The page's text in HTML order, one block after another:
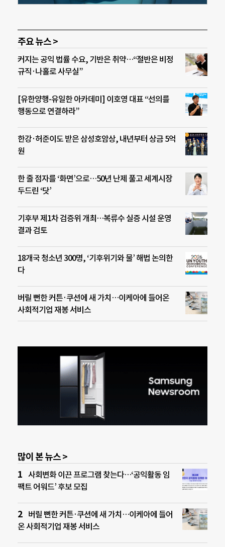
주요 뉴스 >
커지는 공익 법률 수요, 기반은 취약…“절반은 비정
규직·나홀로 사무실”
[유한양행-유일한 아카데미] 이호영 대표 “선의를
행동으로 연결하라”
한강·허준이도 받은 삼성호암상, 내년부터 상금 5억
원
한 줄 점자를 ‘화면’으로…50년 난제 풀고 세계시장
두드린 ‘닷’
기후부 제1차 검증위 개최…복류수 실증 시설 운영
결과 검토
18개국 청소년 300명, ‘기후위기와 물’ 해법 논의한
다
버릴 뻔한 커튼·쿠션에 새 가치…이케아에 들어온
사회적기업 재봉 서비스
많이 본 뉴스 >
사회변화 이끈 프로그램 찾는다…‘공익활동 임
팩트 어워드’ 후보 모집
버릴 뻔한 커튼·쿠션에 새 가치…이케아에 들어
온 사회적기업 재봉 서비스